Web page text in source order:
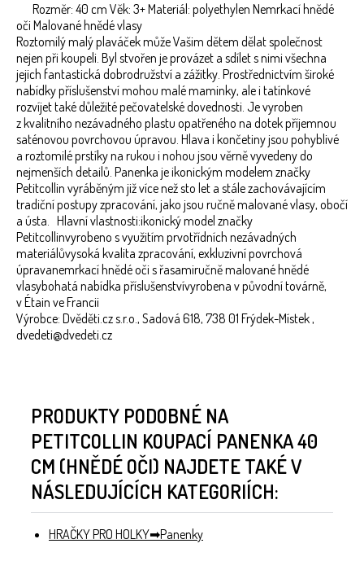
Rozměr: 40 cm Věk: 3+ Materiál: polyethylen Nemrkací hnědé
oči Malované hnědé vlasy
Roztomilý malý plaváček může Vašim dětem dělat společnost
nejen při koupeli. Byl stvořen je provázet a sdílet s nimi všechna
jejich fantastická dobrodružství a zážitky. Prostřednictvím široké
nabídky příslušenství mohou malé maminky, ale i tatínkové
rozvíjet také důležité pečovatelské dovednosti. Je vyroben
z kvalitního nezávadného plastu opatřeného na dotek příjemnou
saténovou povrchovou úpravou. Hlava i končetiny jsou pohyblivé
a roztomilé prstíky na rukou i nohou jsou věrně vyvedeny do
nejmenších detailů. Panenka je ikonickým modelem značky
Petitcollin vyráběným již více než sto let a stále zachovávajícím
tradiční postupy zpracování, jako jsou ručně malované vlasy, obočí
a ústa. Hlavní vlastnosti:ikonický model značky
Petitcollinvyrobeno s využitím prvotřídních nezávadných
materiálůvysoká kvalita zpracování, exkluzivní povrchová
úpravanemrkací hnědé oči s řasamiručně malované hnědé
vlasybohatá nabídka příslušenstvívyrobena v původní továrně,
v Étain ve Francii
Výrobce: Dvěděti.cz s.r.o., Sadová 618, 738 01 Frýdek-Místek ,
dvedeti@dvedeti.cz
PRODUKTY PODOBNÉ NA
PETITCOLLIN KOUPACÍ PANENKA 40
CM (HNĚDÉ OČI) NAJDETE TAKÉ V
NÁSLEDUJÍCÍCH KATEGORIÍCH:
HRAČKY PRO HOLKY Panenky